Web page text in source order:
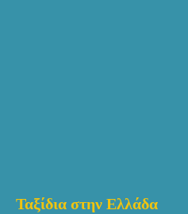
Ταξίδια στην Ελλάδα